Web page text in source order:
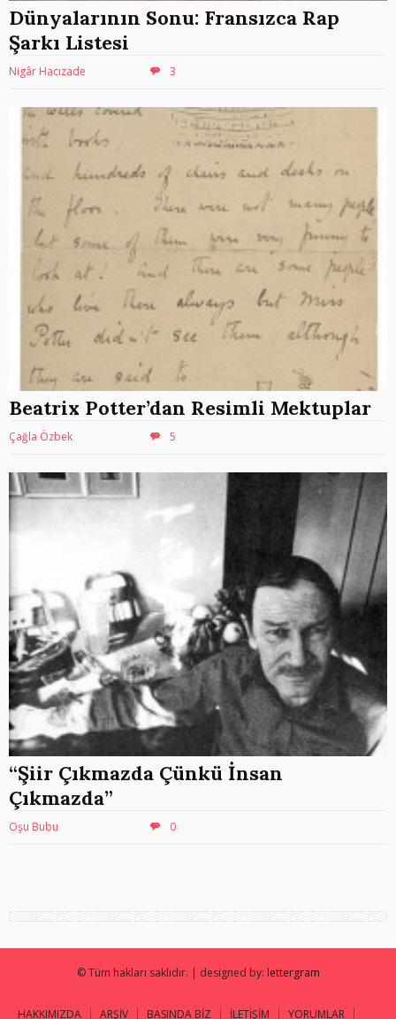
Dünyalarının Sonu: Fransızca Rap
Şarkı Listesi
Nigâr Hacızade 3
Beatrix Potter’dan Resimli Mektuplar
Çağla Özbek 5
“Şiir Çıkmazda Çünkü İnsan
Çıkmazda”
Oşu Bubu 0
© Tüm hakları saklıdır. | designed by: lettergram
HAKKIMIZDA ARŞİV BASINDA BİZ İLETİŞİM YORUMLAR